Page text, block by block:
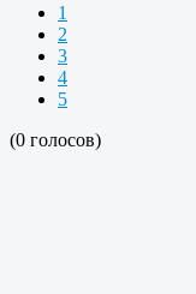
1
2
3
4
5
(0 голосов)